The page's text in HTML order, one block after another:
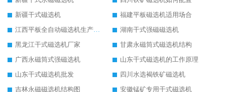
新疆干式磁选机
福建平板磁选机适用场合
江西平板全自动磁选机生产厂家
湖南干式强磁磁选机
黑龙江干式磁选机厂家
甘肃永磁筒式磁选机结构
广西永磁筒式强磁选机
山东干式磁选机的工作原理
山东干式磁选机批发
四川水选褐铁矿磁选机
吉林永磁磁选机结构图
安徽锰矿专用干式磁选机